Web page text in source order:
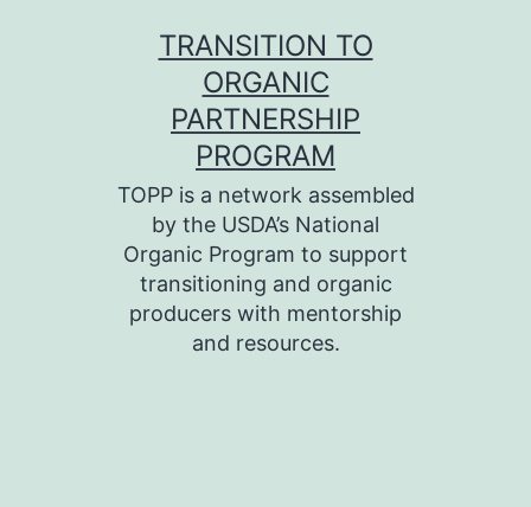
TRANSITION TO
ORGANIC
PARTNERSHIP
PROGRAM
TOPP is a network assembled
by the USDA’s National
Organic Program to support
transitioning and organic
producers with mentorship
and resources.